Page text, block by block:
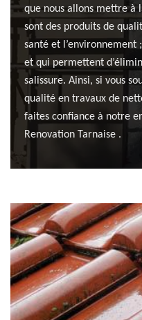
que nous allons mettre à
sont des produits de
santé et
et qui permettent
salissure. Ainsi, si vous
qualité en travaux de
faites confiance à notre
Renovation Tarnaise .